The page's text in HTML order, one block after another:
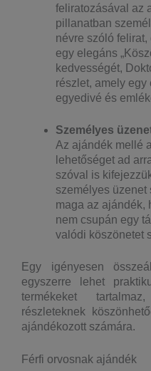
feliratozásával az
pillanatban
névre szóló
egy elegáns
kedvességét,
részlet, amely
egyedivé és
Személyes
Az ajándék mellé
lehetőséget ad
szóval is
személyes üzenet
maga az ajándék,
nem csupán egy
valódi köszönetet
Egy igényesen
egyszerre lehet
termékeket
részleteknek
ajándékozott számára.
Férfi orvosnak ajándék